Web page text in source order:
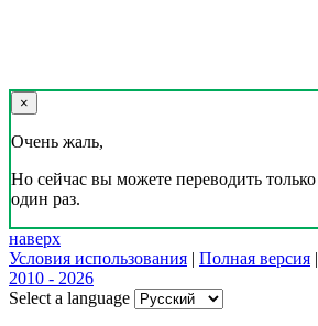
×
Очень жаль,
Но сейчас вы можете переводить только
один раз.
наверх
Условия использования | Полная версия |
2010 - 2026
Select a language